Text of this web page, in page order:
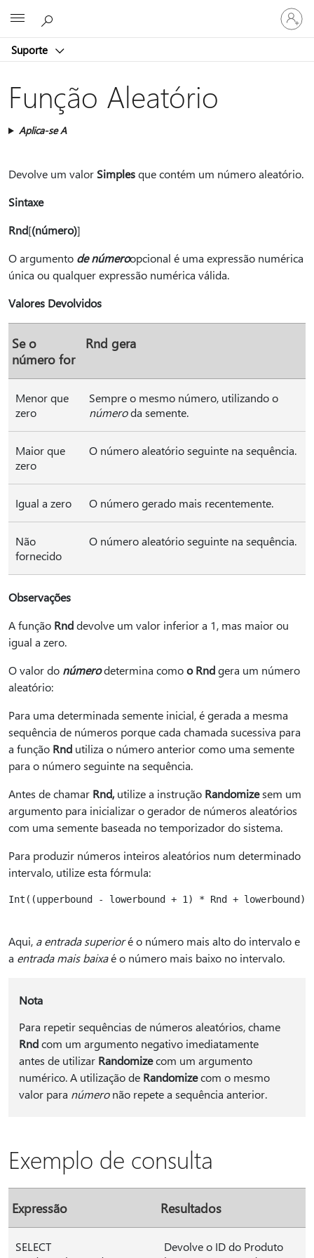
Suporte
Iniciar
sessão
na
Função Aleatório
Aplica-se A
Devolve um valor Simplesque contém um número aleatório.
Sintaxe
Rnd[(número)]
O argumento de númeroopcional é uma expressão numérica
única ou qualquer expressão numérica válida.
Valores Devolvidos
Se o
número for
Rnd gera
Menor que
zero
Sempre o mesmo número, utilizando o
númeroda semente.
Maior que
zero
O número aleatório seguinte na sequência.
Igual a zero O número gerado mais recentemente.
Não
fornecido
O número aleatório seguinte na sequência.
Observações
A função Rnddevolve um valor inferior a 1, mas maior ou
igual a zero.
O valor do númerodetermina comoo Rndgera um número
aleatório:
Para uma determinada semente inicial, é gerada a mesma
sequência de números porque cada chamada sucessiva para
a função Rnd utiliza o número anterior como uma semente
para o número seguinte na sequência.
Antes de chamar Rnd, utilize a instrução Randomizesem um
argumento para inicializar o gerador de números aleatórios
com uma semente baseada no temporizador do sistema.
Para produzir números inteiros aleatórios num determinado
intervalo, utilize esta fórmula:
Int((upperbound - lowerbound + 1) * Rnd + lowerbound)
Aqui, a entrada superioré o número mais alto do intervalo e
a entrada mais baixaé o número mais baixo no intervalo.
Nota
Para repetir sequências de números aleatórios, chame
Rndcom um argumento negativo imediatamente
antes de utilizar Randomizecom um argumento
numérico. A utilização de Randomizecom o mesmo
valor para númeronão repete a sequência anterior.
Exemplo de consulta
Expressão Resultados
SELECT
Devolve o ID do Produto